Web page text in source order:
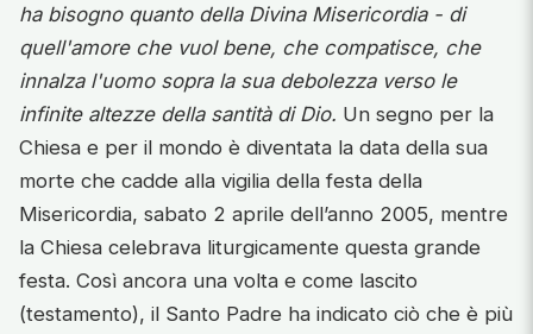
ha bisogno quanto della Divina Misericordia - di
quell'amore che vuol bene, che compatisce, che
innalza l'uomo sopra la sua debolezza verso le
infinite altezze della santità di Dio. Un segno per la
Chiesa e per il mondo è diventata la data della sua
morte che cadde alla vigilia della festa della
Misericordia, sabato 2 aprile dell’anno 2005, mentre
la Chiesa celebrava liturgicamente questa grande
festa. Così ancora una volta e come lascito
(testamento), il Santo Padre ha indicato ciò che è più